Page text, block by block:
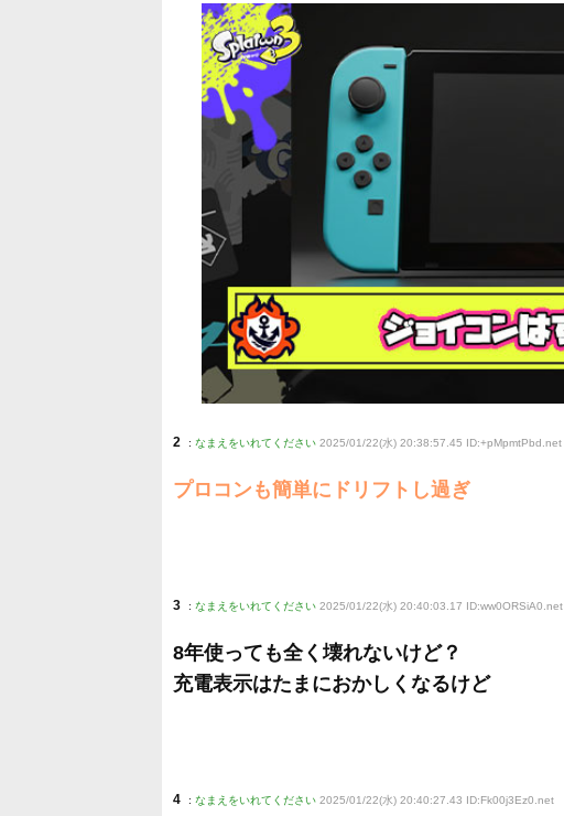
2 : なまえをいれてください 2025/01/22(水) 20:38:57.45 ID:+pMpmtPbd .net
プロコンも簡単にドリフトし過ぎ
3 : なまえをいれてください 2025/01/22(水) 20:40:03.17 ID:ww0ORSiA0 .net
8年使っても全く壊れないけど？
充電表示はたまにおかしくなるけど
4 : なまえをいれてください 2025/01/22(水) 20:40:27.43 ID:Fk00j3Ez0.net